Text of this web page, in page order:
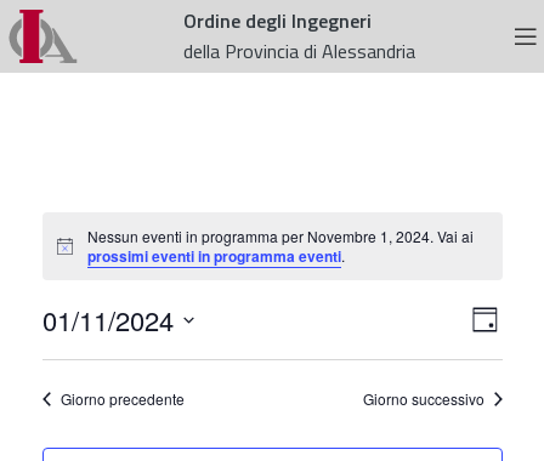
Ordine degli Ingegneri
della Provincia di Alessandria
Notice
Nessun eventi in programma per Novembre 1, 2024. Vai ai
prossimi eventi in programma eventi.
Viste
Viste
Giorno
01/11/2024
Seleziona
data.
Giorno precedente Giorno successivo